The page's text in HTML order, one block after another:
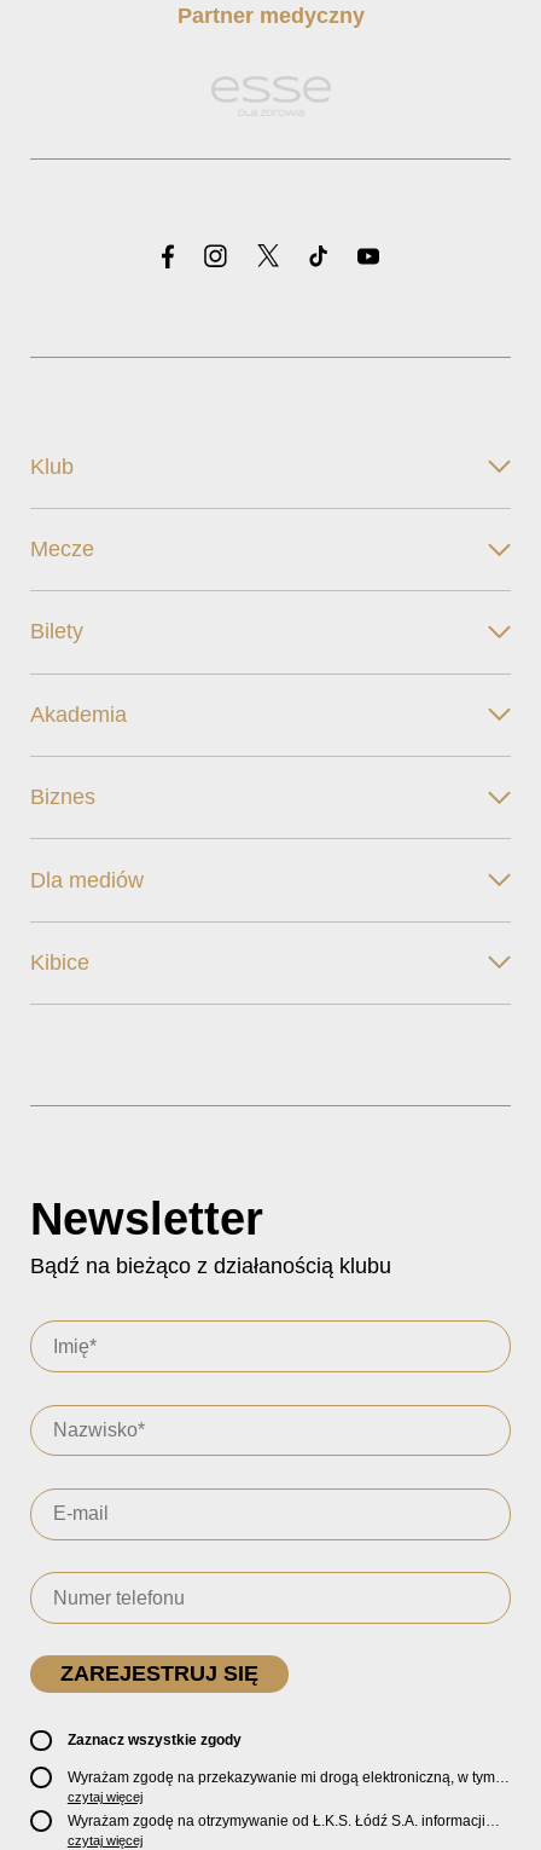
Partner medyczny
Klub
Mecze
Bilety
Akademia
Biznes
Dla mediów
Kibice
Newsletter
Bądź na bieżąco z działanością klubu
Zaznacz wszystkie zgody
Wyrażam zgodę na przekazywanie mi drogą elektroniczną, w tym
pocztą e-mail, oficjalnego newslettera oraz informacji o zniżkach,
promocjach, nowościach, biletach, karnetach, ofercie sklepu U2
Store oraz serwisu bilety.lkslodz.pl i innych produktach oraz
czytaj więcej
Wyrażam zgodę na otrzymywanie od Ł.K.S. Łódź S.A. informacji
marketingowych dotyczących działalności spółki, ofert, wydarzeń i
czytaj więcej